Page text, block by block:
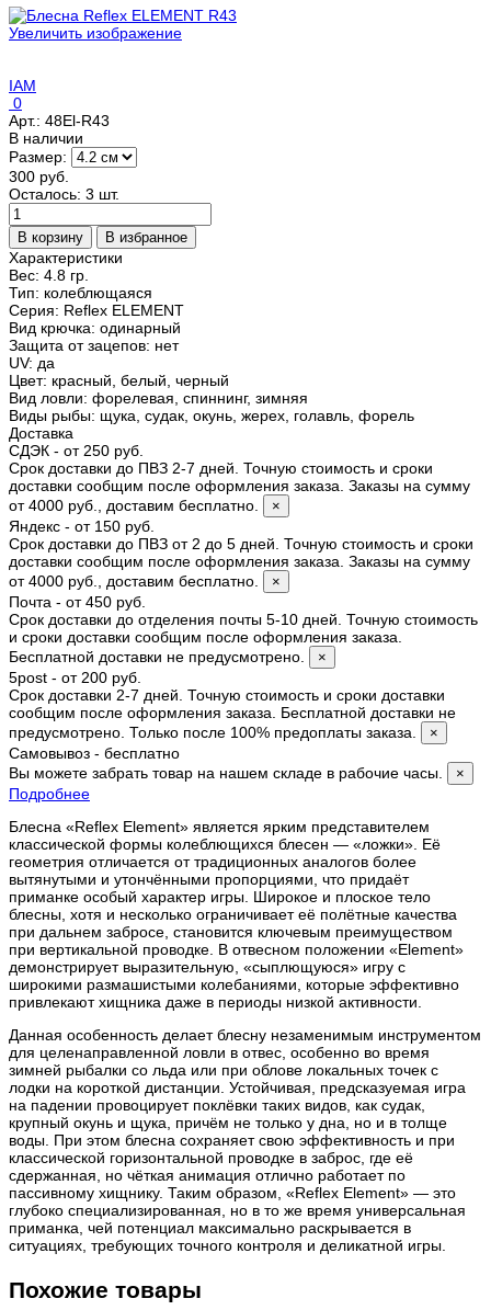
Увеличить изображение
IAM
0
Арт.: 48El-R43
В наличии
Размер:
300 руб.
Осталось: 3 шт.
Характеристики
Вес: 4.8 гр.
Тип: колеблющаяся
Серия: Reflex ELEMENT
Вид крючка: одинарный
Защита от зацепов: нет
UV: да
Цвет: красный, белый, черный
Вид ловли: форелевая, спиннинг, зимняя
Виды рыбы: щука, судак, окунь, жерех, голавль, форель
Доставка
СДЭК - от 250 руб.
Срок доставки до ПВЗ 2-7 дней. Точную стоимость и сроки
доставки сообщим после оформления заказа. Заказы на сумму
от 4000 руб., доставим бесплатно.
×
Яндекс - от 150 руб.
Срок доставки до ПВЗ от 2 до 5 дней. Точную стоимость и сроки
доставки сообщим после оформления заказа. Заказы на сумму
от 4000 руб., доставим бесплатно.
×
Почта - от 450 руб.
Срок доставки до отделения почты 5-10 дней. Точную стоимость
и сроки доставки сообщим после оформления заказа.
Бесплатной доставки не предусмотрено.
×
5post - от 200 руб.
Срок доставки 2-7 дней. Точную стоимость и сроки доставки
сообщим после оформления заказа. Бесплатной доставки не
предусмотрено. Только после 100% предоплаты заказа.
×
Самовывоз - бесплатно
Вы можете забрать товар на нашем складе в рабочие часы.
×
Подробнее
Блесна «Reflex Element» является ярким представителем
классической формы колеблющихся блесен — «ложки». Её
геометрия отличается от традиционных аналогов более
вытянутыми и утончёнными пропорциями, что придаёт
приманке особый характер игры. Широкое и плоское тело
блесны, хотя и несколько ограничивает её полётные качества
при дальнем забросе, становится ключевым преимуществом
при вертикальной проводке. В отвесном положении «Element»
демонстрирует выразительную, «сыплющуюся» игру с
широкими размашистыми колебаниями, которые эффективно
привлекают хищника даже в периоды низкой активности.
Данная особенность делает блесну незаменимым инструментом
для целенаправленной ловли в отвес, особенно во время
зимней рыбалки со льда или при облове локальных точек с
лодки на короткой дистанции. Устойчивая, предсказуемая игра
на падении провоцирует поклёвки таких видов, как судак,
крупный окунь и щука, причём не только у дна, но и в толще
воды. При этом блесна сохраняет свою эффективность и при
классической горизонтальной проводке в заброс, где её
сдержанная, но чёткая анимация отлично работает по
пассивному хищнику. Таким образом, «Reflex Element» — это
глубоко специализированная, но в то же время универсальная
приманка, чей потенциал максимально раскрывается в
ситуациях, требующих точного контроля и деликатной игры.
Похожие товары